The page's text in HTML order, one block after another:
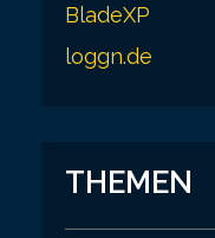
BladeXP
loggn.de
THEMEN